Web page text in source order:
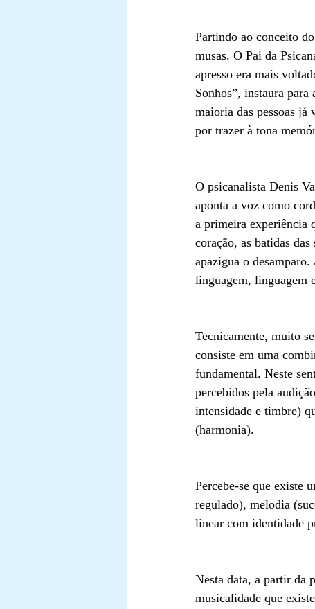
Partindo ao conceito
musas. O Pai da
apresso era mais
Sonhos”, instaura
maioria das pessoas já
por trazer à tona
O psicanalista Denis
aponta a voz como
a primeira experiência
coração, as batidas
apazigua o
linguagem, linguagem
Tecnicamente, muito
consiste em uma
fundamental. Neste
percebidos pela
intensidade e timbre)
(harmonia).
Percebe-se que existe
regulado), melodia
linear com identidade
Nesta data, a partir da
musicalidade que